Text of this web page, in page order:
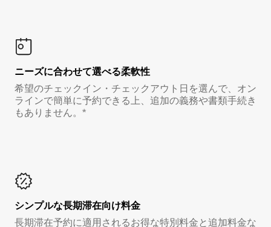
ニーズに合わせて選べる柔軟性
希望のチェックイン・チェックアウト日を選んで、オン
ラインで簡単に予約できる上、追加の義務や書類手続き
もありません。*
シンプルな長期滞在向け料金
長期滞在予約に適用されるお得な特別料金と追加料金な